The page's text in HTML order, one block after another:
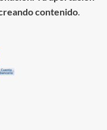
contenido.